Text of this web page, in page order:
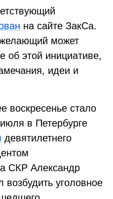
на сайте ЗакСа.
может
об этой инициативе,
идеи и
воскресенье стало
в Петербурге
девятилетнего
СКР Александр
возбудить уголовное